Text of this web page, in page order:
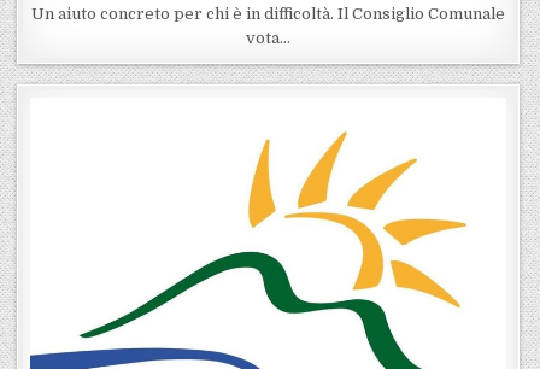
Un aiuto concreto per chi è in difficoltà. Il Consiglio Comunale
vota…